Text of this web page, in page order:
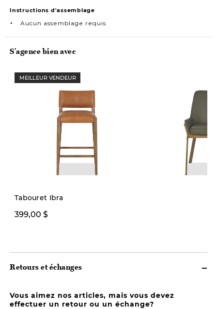
Instructions d'assemblage
Aucun assemblage requis
S'agence bien avec
MEILLEUR VENDEUR
Tabouret Ibra
399,00 $
Retours et échanges
Vous aimez nos articles, mais vous devez
effectuer un retour ou un échange?